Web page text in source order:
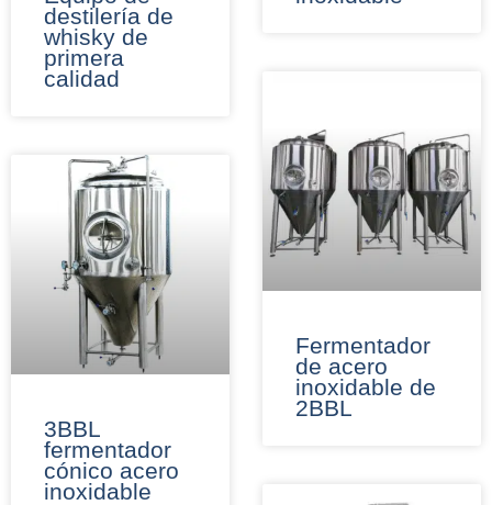
destilería de
whisky de
primera
calidad
3BBL
fermentador
cónico acero
inoxidable
Fermentador
de acero
inoxidable de
2BBL